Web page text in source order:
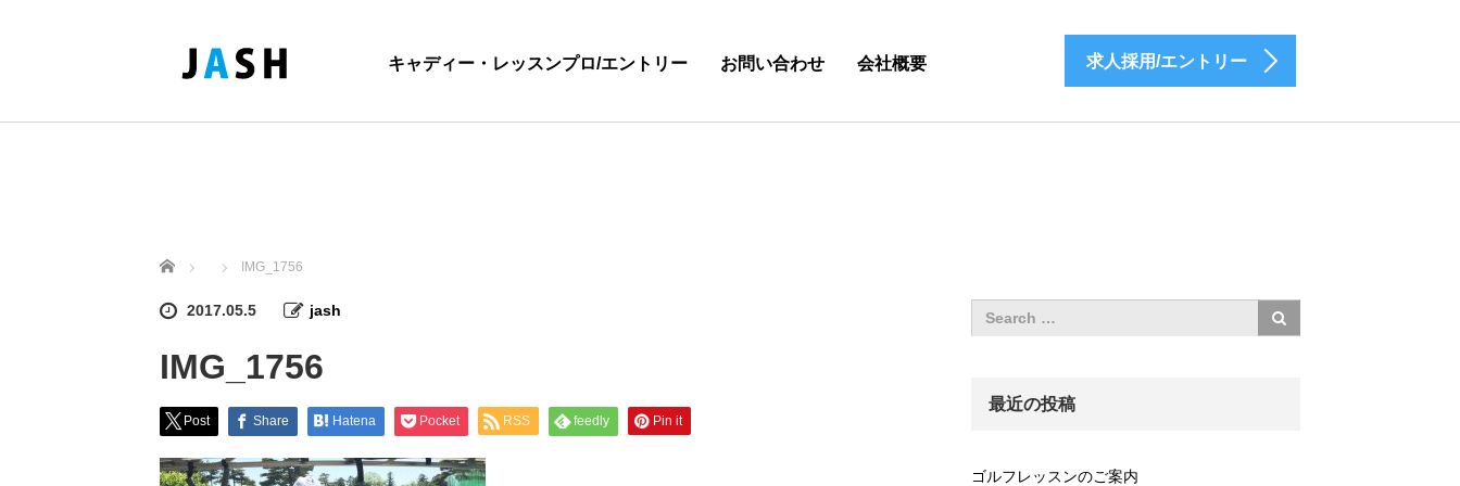
キャディー・レッスンプロ/エントリー お問い合わせ 会社概要 求人採用/エントリー
ホーム IMG_1756
2017.05.5 jash
IMG_1756
Post Share Hatena Pocket RSS feedly Pin it
最近の投稿
ゴルフレッスンのご案内